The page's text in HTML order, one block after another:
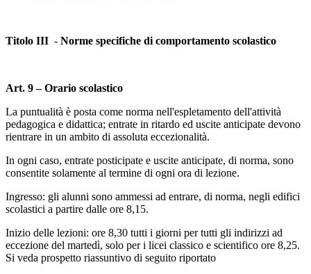
Titolo III - Norme specifiche di comportamento scolastico
Art. 9 – Orario scolastico
La puntualità è posta come norma nell'espletamento dell'attività
pedagogica e didattica; entrate in ritardo ed uscite anticipate devono
rientrare in un ambito di assoluta eccezionalità.
In ogni caso, entrate posticipate e uscite anticipate, di norma, sono
consentite solamente al termine di ogni ora di lezione.
Ingresso: gli alunni sono ammessi ad entrare, di norma, negli edifici
scolastici a partire dalle ore 8,15.
Inizio delle lezioni: ore 8,30 tutti i giorni per tutti gli indirizzi ad
eccezione del martedì, solo per i licei classico e scientifico ore 8,25.
Si veda prospetto riassuntivo di seguito riportato